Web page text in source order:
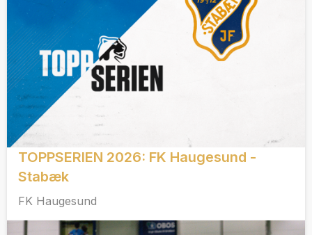
TOPPSERIEN 2026: FK Haugesund -
Stabæk
FK Haugesund